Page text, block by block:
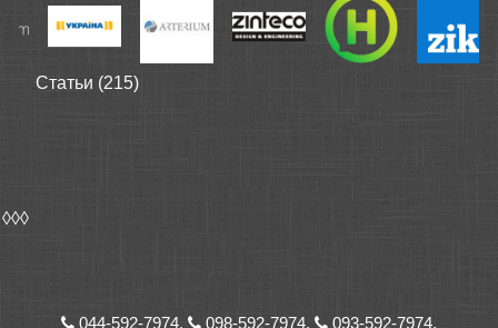
Статьи (215)
◊◊◊
044-592-7974, 098-592-7974, 093-592-7974,